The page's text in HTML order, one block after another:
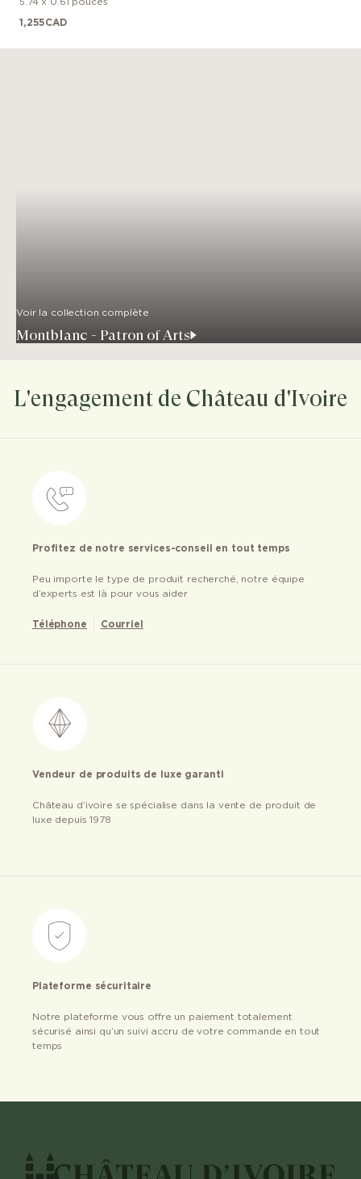
1,255CAD
Voir la collection complète
Montblanc - Patron of Arts
L'engagement de Château d'Ivoire
Profitez de notre services-conseil en tout temps
Peu importe le type de produit recherché, notre équipe
d’experts est là pour vous aider
Téléphone Courriel
Vendeur de produits de luxe garanti
Château d’ivoire se spécialise dans la vente de produit de
luxe depuis 1978
Plateforme sécuritaire
Notre plateforme vous offre un paiement totalement
sécurisé ainsi qu’un suivi accru de votre commande en tout
temps